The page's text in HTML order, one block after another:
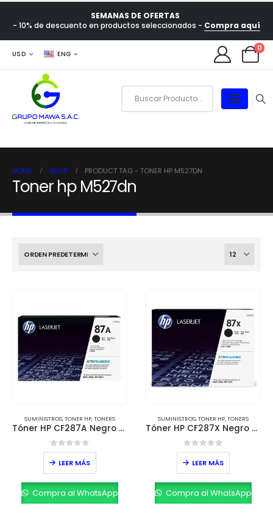
SEMANAS DE OFERTAS
- 10% de descuento en productos seleccionados - Compra aquí
USD ENG
0
HOME SHOP PRODUCT TAG - TONER HP M527DN
Toner hp M527dn
SUMINISTROS,TONER HP,TONERS
Tóner HP CF287A Negro – 9,000 Páginas
0out of 5
LEER MÁS
Compra al WhatsApp
SUMINISTROS,TONER HP,TONERS
Tóner HP CF287X Negro – 18,000 Páginas
0out of 5
LEER MÁS
Compra al WhatsApp